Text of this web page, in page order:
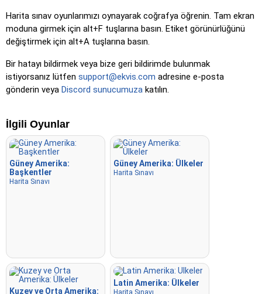
gösterilir – isim yok.
Çoktan Seçmeli: Dört seçenek arasından doğru olanı
Rastgele yazın
: Konum adlarını rastgele sırayla yazın;
ilerledikçe haritada vurgulanırlar.
Uçmak: Ok tuşları veya WASD ile kontrol edin ve hızlanmak
için boşluk çubuğuna basın.
Harita sınav oyunlarımızı oynayarak coğrafya öğrenin. Tam ekran
moduna girmek için alt+F tuşlarına basın. Etiket görünürlüğünü
değiştirmek için alt+A tuşlarına basın.
Bir hatayı bildirmek veya bize geri bildirimde bulunmak
istiyorsanız lütfen support@ekvis.com adresine e-posta
gönderin veya Discord sunucumuza katılın.
İlgili Oyunlar
Güney Amerika:
Başkentler
Harita Sınavı
Güney Amerika: Ülkeler
Harita Sınavı
Kuzey ve Orta Amerika:
Latin Amerika: Ülkeler
Harita Sınavı